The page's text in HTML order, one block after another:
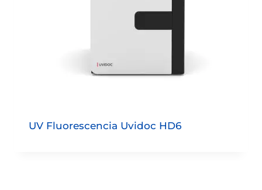
UV Fluorescencia Uvidoc HD6